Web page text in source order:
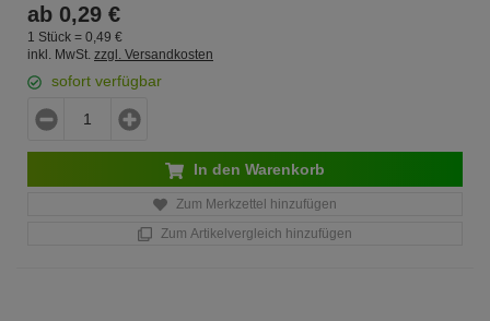
ab 0,29 €
1 Stück = 0, 49 €
inkl. MwSt. zzgl. Versandkosten
sofort verfügbar
In den Warenkorb
Zum Merkzettel hinzufügen
Zum Artikelvergleich hinzufügen